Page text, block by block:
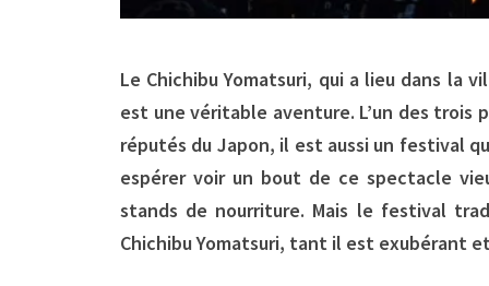
Le Chichibu Yomatsuri, qui a lieu dans la
est une véritable aventure. L’un des
réputés du Japon, il est aussi un festival
espérer voir un bout de ce spectacle
stands de nourriture. Mais le festival
Chichibu Yomatsuri, tant il est exubérant